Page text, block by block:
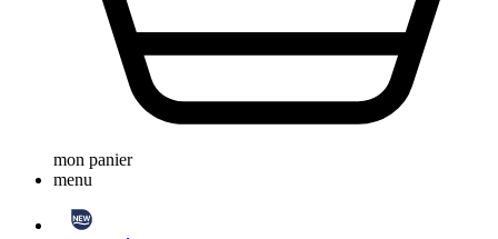
mon panier
menu